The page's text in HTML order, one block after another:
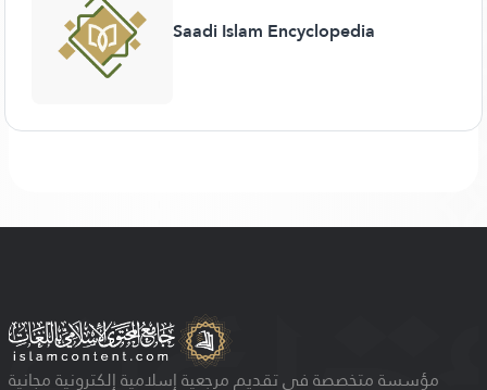
Saadi Islam Encyclopedia
مؤسسة متخصصة في تقديم مرجعية إسلامية إلكترونية مجانية